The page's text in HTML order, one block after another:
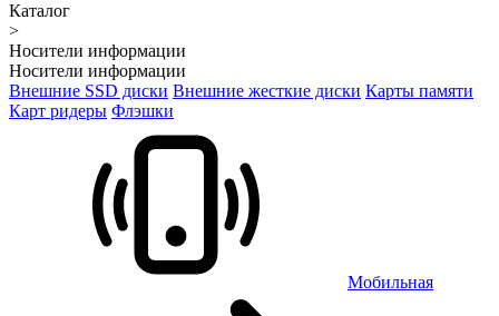
Каталог
>
Носители информации
Носители информации
Внешние SSD диски Внешние жесткие диски Карты памяти
Карт ридеры Флэшки
Мобильная